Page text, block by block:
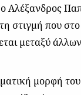
Αλέξανδρος
στιγμή που
μεταξύ
μορφή